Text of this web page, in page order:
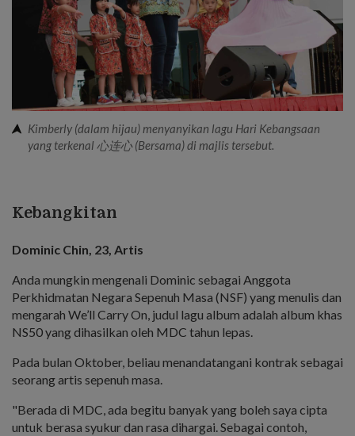
Kimberly (dalam hijau) menyanyikan lagu Hari Kebangsaan
yang terkenal 心连心 (Bersama) di majlis tersebut.
Kebangkitan
Dominic Chin, 23, Artis
Anda mungkin mengenali Dominic sebagai Anggota
Perkhidmatan Negara Sepenuh Masa (NSF) yang menulis dan
mengarah We’ll Carry On, judul lagu album adalah album khas
NS50 yang dihasilkan oleh MDC tahun lepas.
Pada bulan Oktober, beliau menandatangani kontrak sebagai
seorang artis sepenuh masa.
"Berada di MDC, ada begitu banyak yang boleh saya cipta
untuk berasa syukur dan rasa dihargai. Sebagai contoh,